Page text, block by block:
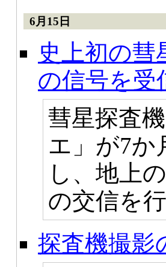
6月15日
史上初の
の信号を受
彗星探査
エ」が7か
し、地上
の交信を行
探査機撮